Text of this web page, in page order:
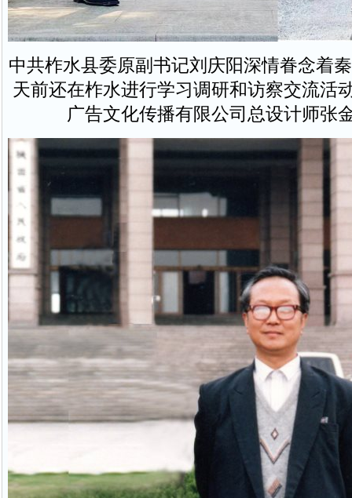
中共柞水县委原副书记刘庆阳深情眷念着
天前还在柞水进行学习调研和访察交流活
广告文化传播有限公司总设计师张